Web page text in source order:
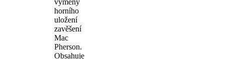
horního
uložení
zavěšení
Mac
Pherson.
Obsahuje